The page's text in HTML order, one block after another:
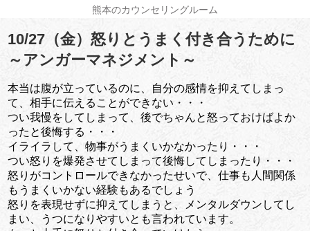
熊本のカウンセリングルーム
10/27（金）怒りとうまく付き合うために
～アンガーマネジメント～
本当は腹が立っているのに、自分の感情を抑えてしまっ
て、相手に伝えることができない・・・
つい我慢をしてしまって、後でちゃんと怒っておけばよか
ったと後悔する・・・
イライラして、物事がうまくいかなかったり・・・
つい怒りを爆発させてしまって後悔してしまったり・・・
怒りがコントロールできなかったせいで、仕事も人間関係
もうまくいかない経験もあるでしょう
怒りを表現せずに抑えてしまうと、メンタルダウンしてし
まい、うつになりやすいとも言われています。